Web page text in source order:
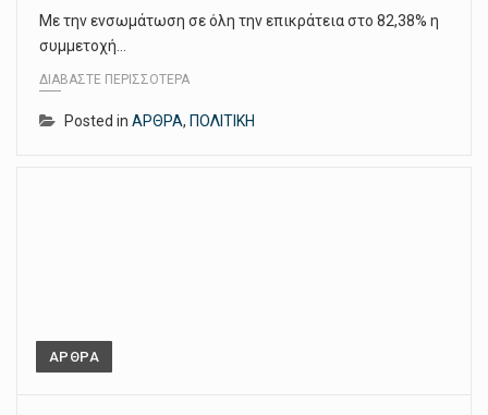
Με την ενσωμάτωση σε όλη την επικράτεια στο 82,38% η
συμμετοχή…
ΔΙΑΒΆΣΤΕ ΠΕΡΙΣΣΌΤΕΡΑ
Posted in ΑΡΘΡΑ, ΠΟΛΙΤΙΚΗ
ΑΡΘΡΑ